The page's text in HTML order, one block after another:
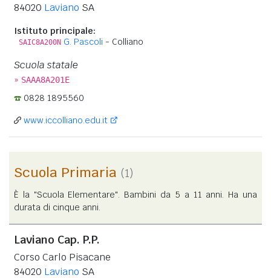
84020 Laviano SA
Istituto principale:
SAIC8A200N G. Pascoli - Colliano
Scuola statale
» SAAA8A201E
0828 1895560
www.iccolliano.edu.it
Scuola Primaria (1)
È la "Scuola Elementare". Bambini da 5 a 11 anni. Ha una
durata di cinque anni.
Laviano Cap. P.P.
Corso Carlo Pisacane
84020 Laviano SA